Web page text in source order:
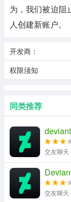
为，我们被迫阻
人创建新账户。
开发商：
权限须知
同类推荐
交友聊天
交友聊天